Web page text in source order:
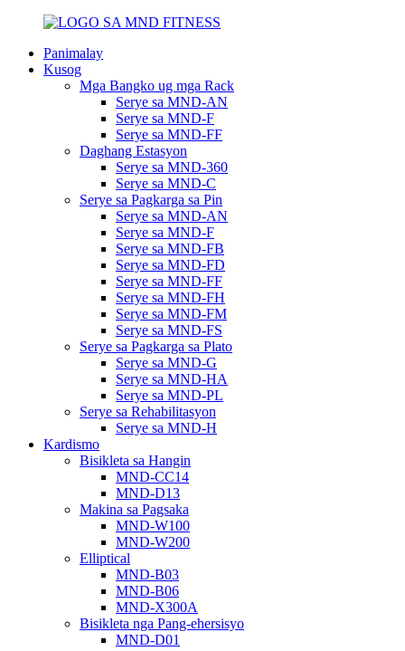
Panimalay
Kusog
Mga Bangko ug mga Rack
Serye sa MND-AN
Serye sa MND-F
Serye sa MND-FF
Daghang Estasyon
Serye sa MND-360
Serye sa MND-C
Serye sa Pagkarga sa Pin
Serye sa MND-AN
Serye sa MND-F
Serye sa MND-FB
Serye sa MND-FD
Serye sa MND-FF
Serye sa MND-FH
Serye sa MND-FM
Serye sa MND-FS
Serye sa Pagkarga sa Plato
Serye sa MND-G
Serye sa MND-HA
Serye sa MND-PL
Serye sa Rehabilitasyon
Serye sa MND-H
Kardismo
Bisikleta sa Hangin
MND-CC14
MND-D13
Makina sa Pagsaka
MND-W100
MND-W200
Elliptical
MND-B03
MND-B06
MND-X300A
Bisikleta nga Pang-ehersisyo
MND-D01